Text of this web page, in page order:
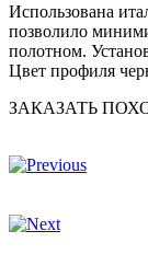
Использована
позволило
полотном.
Цвет профиля
ЗАКАЗАТЬ